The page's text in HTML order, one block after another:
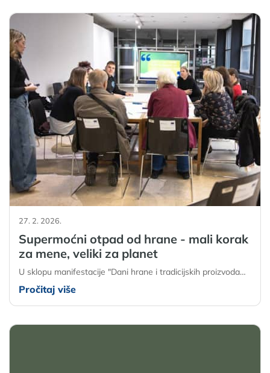
27. 2. 2026.
Supermoćni otpad od hrane - mali korak
za mene, veliki za planet
U sklopu manifestacije "Dani hrane i tradicijskih proizvoda…
Pročitaj više